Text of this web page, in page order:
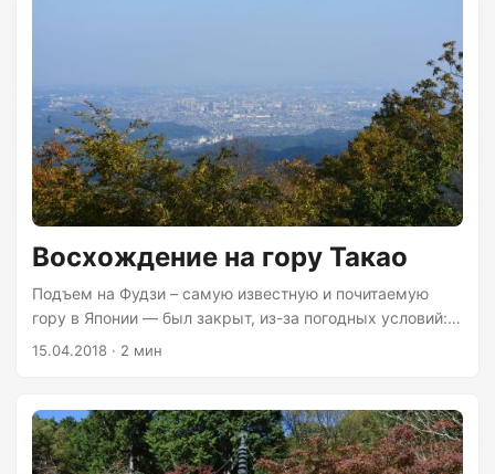
Восхождение на гору Такао
Подъем на Фудзи – самую известную и почитаемую
гору в Японии — был закрыт, из-за погодных условий:
сезон для восхождений с июля по сентябрь. Поэтому
лучше изучить карту и прикинуть маршрут заранее.
Первую треть пути наверх мы проделали на вагончике,
остальное — пешком по тропе 1 — асфальтированной
15.04.2018 · 2 мин